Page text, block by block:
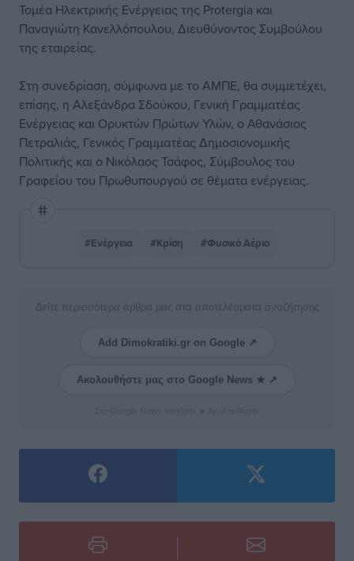
Τομέα Ηλεκτρικής Ενέργειας της Protergia και
Παναγιώτη Κανελλόπουλου, Διευθύνοντος Συμβούλου
της εταιρείας.
Στη συνεδρίαση, σύμφωνα με το ΑΜΠΕ, θα συμμετέχει,
επίσης, η Αλεξάνδρα Σδούκου, Γενική Γραμματέας
Ενέργειας και Ορυκτών Πρώτων Υλών, ο Αθανάσιος
Πετραλιάς, Γενικός Γραμματέας Δημοσιονομικής
Πολιτικής και ο Νικόλαος Τσάφος, Σύμβουλος του
Γραφείου του Πρωθυπουργού σε θέματα ενέργειας.
#Ενέργεια #Κρίση #Φυσικό Αέριο
Δείτε περισσότερα άρθρα μας στα αποτελέσματα αναζήτησης
Add Dimokratiki.gr on Google ↗
Ακολουθήστε μας στο Google News ★ ↗